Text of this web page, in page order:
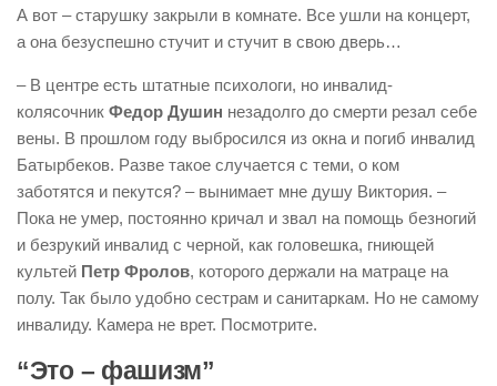
А вот – старушку закрыли в комнате. Все ушли на концерт,
а она безуспешно стучит и стучит в свою дверь…
– В центре есть штатные психологи, но инвалид-
колясочник Федор Душин незадолго до смерти резал себе
вены. В прошлом году выбросился из окна и погиб инвалид
Батырбеков. Разве такое случается с теми, о ком
заботятся и пекутся? – вынимает мне душу Виктория. –
Пока не умер, постоянно кричал и звал на помощь безногий
и безрукий инвалид с черной, как головешка, гниющей
культей Петр Фролов, которого держали на матраце на
полу. Так было удобно сестрам и санитаркам. Но не самому
инвалиду. Камера не врет. Посмотрите.
“Это – фашизм”